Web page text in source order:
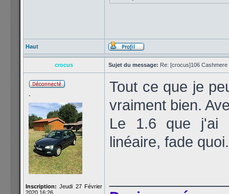
Haut
crocus Sujet du message: Re: [crocus]106
-
Inscription: Jeudi 27 Février
2020 16:26
Tout ce que je
vraiment bien.
Le 1.6 que j'ai
linéaire, fade quoi.